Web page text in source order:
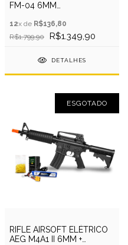
FM-04 6MM
12x de R$136,80
R$1.799,90
R$1.349,90
DETALHES
ESGOTADO
RIFLE AIRSOFT ELÉTRICO
AEG M4A1 II 6MM +